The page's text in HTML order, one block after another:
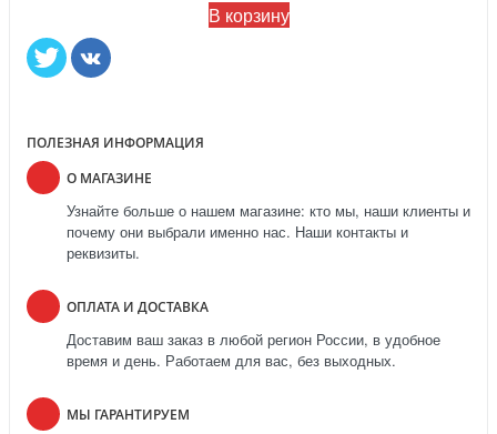
В корзину
ПОЛЕЗНАЯ ИНФОРМАЦИЯ
О МАГАЗИНЕ
Узнайте больше о нашем магазине: кто мы, наши клиенты и
почему они выбрали именно нас. Наши контакты и
реквизиты.
ОПЛАТА И ДОСТАВКА
Доставим ваш заказ в любой регион России, в удобное
время и день. Работаем для вас, без выходных.
МЫ ГАРАНТИРУЕМ